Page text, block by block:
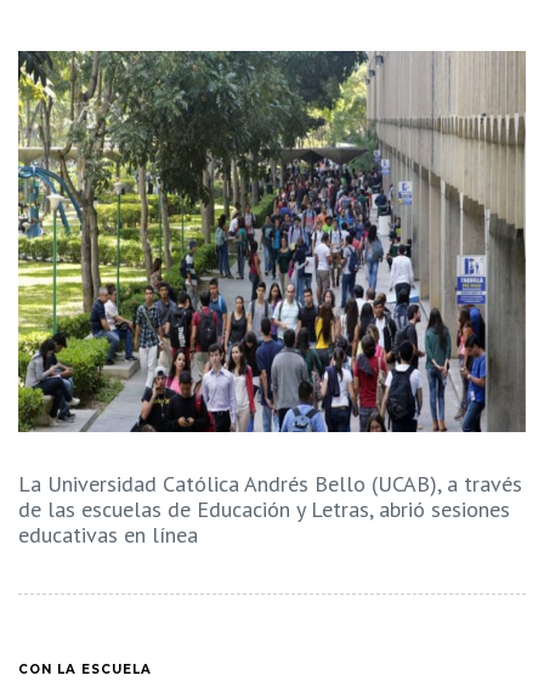
La Universidad Católica Andrés Bello (UCAB), a través
de las escuelas de Educación y Letras, abrió sesiones
educativas en línea
CON LA ESCUELA